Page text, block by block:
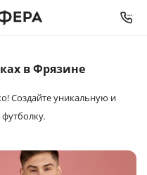
в Фрязине
Создайте уникальную и